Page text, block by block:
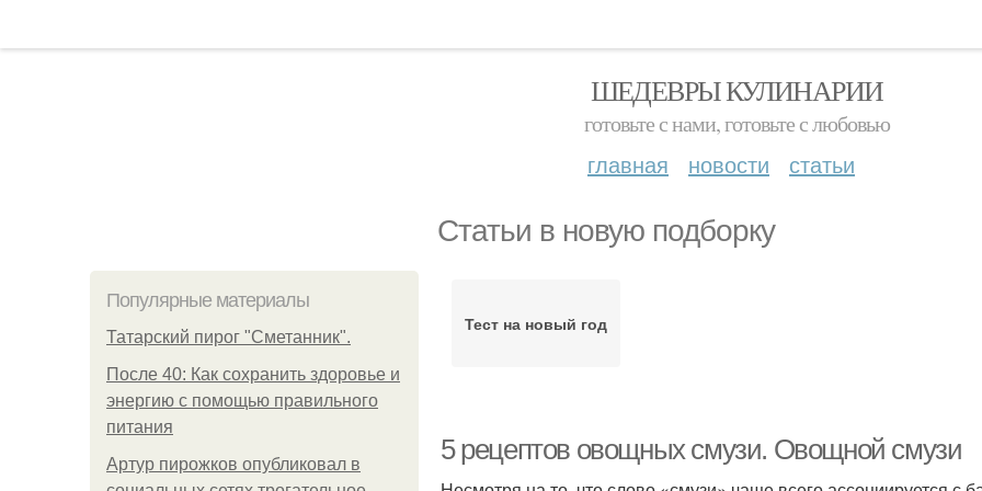
ШЕДЕВРЫ КУЛИНАРИИ
готовьте с нами, готовьте с любовью
главная новости статьи
Статьи в новую подборку
Популярные материалы
Татарский пирог "Сметанник".
После 40: Как сохранить здоровье и
энергию с помощью правильного
питания
Артур пирожков опубликовал в
Тест на новый год
5 рецептов овощных смузи. Овощной смузи